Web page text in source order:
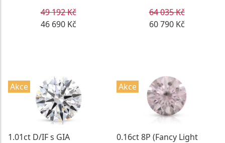
49 192 Kč
46 690 Kč
64 035 Kč
60 790 Kč
Akce
1.01ct D/IF s GIA
Akce
0.16ct 8P (Fancy Light